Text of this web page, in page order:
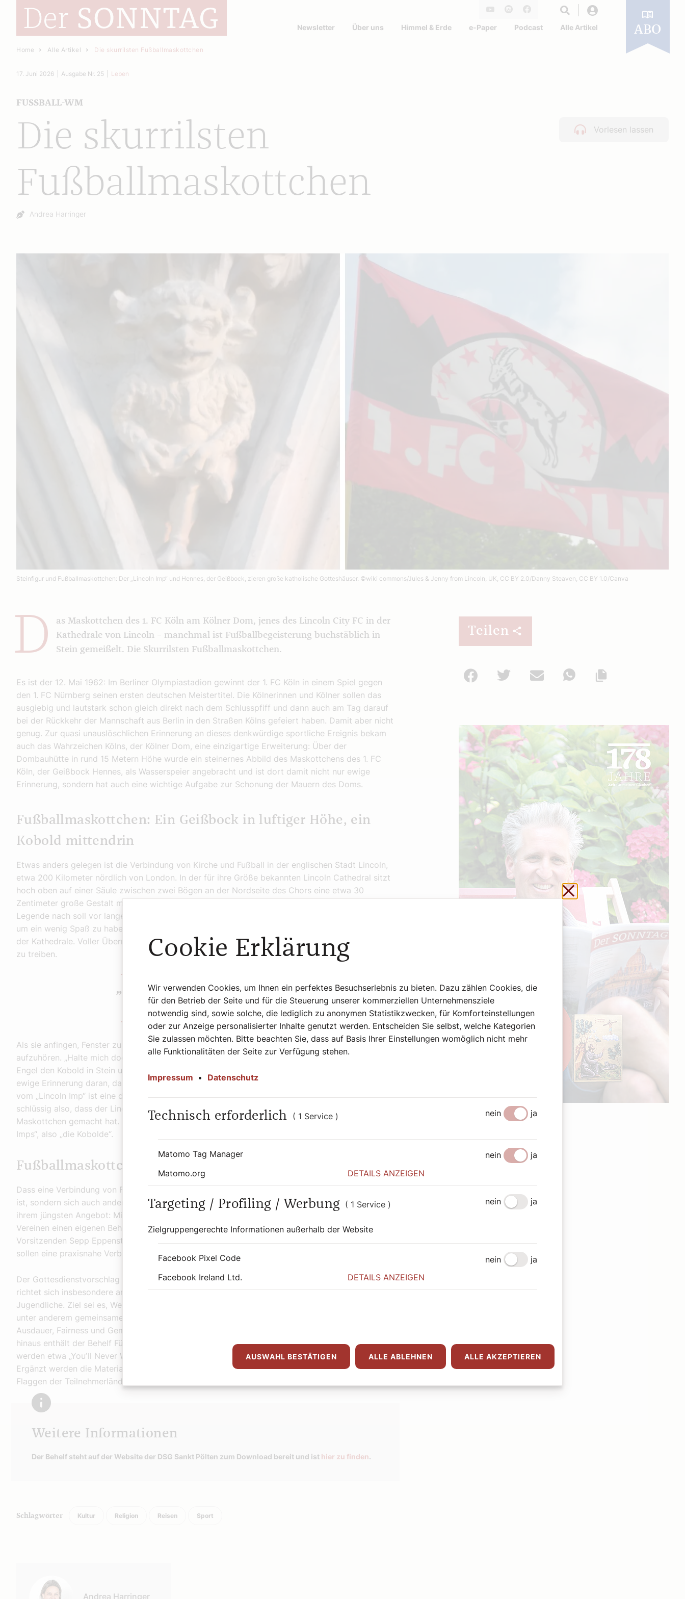
Facebook
Newsletter Über uns Himmel & Erde e-Paper Podcast Alle Artikel ABO
Home Alle Artikel Die skurrilsten Fußballmaskottchen
Vorlesen lassen
Die skurrilsten
Fußballmaskottchen
FUSSBALL-WM
17. Juni 2026 Ausgabe Nr. 25 Leben
Autor:
Andrea Harringer
Steinfigur und Fußballmaskottchen: Der „Lincoln Imp“ und Hennes, der Geißbock, zieren große katholische Gotteshäuser. ©wiki commons/Jules & Jenny from Lincoln, UK, CC BY 2.0/Danny Steaven, CC BY 1.0/Canva
D
as Maskottchen des 1. FC Köln am Kölner Dom, jenes des Lincoln City FC in der
Kathedrale von Lincoln – manchmal ist Fußballbegeisterung buchstäblich in
Stein gemeißelt. Die Skurrilsten Fußballmaskottchen.
Es ist der 12. Mai 1962: Im Berliner Olympiastadion gewinnt der 1. FC Köln in einem Spiel gegen
den 1. FC Nürnberg seinen ersten deutschen Meistertitel. Die Kölnerinnen und Kölner sollen das
ausgiebig und lautstark schon gleich direkt nach dem Schlusspfiff und dann auch am Tag darauf
bei der Rückkehr der Mannschaft aus Berlin in den Straßen Kölns gefeiert haben. Damit aber nicht
genug. Zur quasi unauslöschlichen Erinnerung an dieses denkwürdige sportliche Ereignis bekam
auch das Wahrzeichen Kölns, der Kölner Dom, eine einzigartige Erweiterung: Über der
Dombauhütte in rund 15 Metern Höhe wurde ein steinernes Abbild des Maskottchens des 1. FC
Köln, der Geißbock Hennes, als Wasserspeier angebracht und ist dort damit nicht nur ewige
Erinnerung, sondern hat auch eine wichtige Aufgabe zur Schonung der Mauern des Doms.
Fußballmaskottchen: Ein Geißbock in luftiger Höhe, ein
Kobold mittendrin
Etwas anders gelegen ist die Verbindung von Kirche und Fußball in der englischen Stadt Lincoln,
etwa 200 Kilometer nördlich von London. In der für ihre Größe bekannten Lincoln Cathedral sitzt
hoch oben auf einer Säule zwischen zwei Bögen an der Nordseite des Chors eine etwa 30
Zentimeter große Gestalt mit überkreuzten Beinen: der „Lincoln Imp“, der Kobold von Lincoln. Der
Legende nach soll vor langer Zeit der Teufel einige seiner Kobolde auf die Erde geschickt haben,
um ein wenig Spaß zu haben. Zwei von ihnen blies der Wind nach Lincoln, genau vor den Eingang
der Kathedrale. Voller Übermut flogen sie in die Kirche hinein und begannen, dort allerlei Unfug
zu treiben.
„Halte mich doch davon ab!“
Als sie anfingen, Fenster zu zerbrechen, kam ein Engel und gebot ihnen, mit dem Schabernack
aufzuhören. „Halte mich doch davon ab!“, rief einer der Kobolde frech. Daraufhin verwandelte der
Engel den Kobold in Stein und platzierte ihn an eben dieser Säule, wo er seither sitzen muss – als
ewige Erinnerung daran, dass das Gute immer über das Böse triumphieren wird. Die Geschichte
vom „Lincoln Imp“ ist eine der bekanntesten, die sich rund um die Stadt ranken. Durchwegs
schlüssig also, dass der Lincoln City FC, der Fußballklub der Stadt, den kleinen Kobold zu seinem
Maskottchen gemacht hat. Und nicht nur das: Die Mannschaft trägt auch den Spitznamen „The
Imps“, also „die Kobolde“.
Fußballmaskottchen und Fußball-Gottesdienste
Dass eine Verbindung von Fußball und Kirche mancherorts nicht nur dauerhaft in Stein gemeißelt
ist, sondern sich auch anders zeigen kann, beweist die Diözesan- sportgemeinschaft (DSGÖ) mit
ihrem jüngsten Angebot: Mit Blick auf die Fußball-Weltmeisterschaft bietet sie Pfarren und
Vereinen einen eigenen Behelf zur Gestaltung von Fußball-Gottesdiensten an. Die vom DSGÖ-
Vorsitzenden Sepp Eppensteiner und Olympia-Kaplan Johannes Lackner erarbeiteten Unterlagen
sollen eine praxisnahe Verbindung von Sport und Glauben ermöglichen.
Der Gottesdienstvorschlag trägt den Titel „Spiel des Lebens – mit Teamgeist und Fairplay“ und
richtet sich insbesondere an Fußballfans, Spielerinnen und Spieler, Vereine, Familien sowie
Jugendliche. Ziel sei es, Werte des Sports mit christlichen Inhalten zu verbinden. Vorgesehen sind
unter anderem gemeinsame „Aufwärmübungen“ wie Kniebeugen, Bibeltexte mit Bezügen zu
Ausdauer, Fairness und Gemeinschaft sowie Impulse zu Gottes Begleitung im Alltag. Darüber
hinaus enthält der Behelf Fürbitten mit Fußballbezug und Vorschläge für passende Lieder. Genannt
werden etwa „Youʼll Never Walk Alone“, „An Tagen wie diesen“ oder „Zeit, dass sich was dreht“.
Ergänzt werden die Materialien durch kreative Gestaltungsideen wie einen WM-Fanbereich mit
Flaggen der Teilnehmerländer und ein Quiz zu Fußball und Bibel.
Weitere Informationen
Der Behelf steht auf der Website der DSG Sankt Pölten zum Download bereit und ist hier zu finden.
Schlagwörter Kultur Religion Reisen Sport
Andrea Harringer
Teilen
Facebook
Twitter Mail
WhatsApp
Schließen ohne zu
Cookie Erklärung
Wir verwenden Cookies, um Ihnen ein perfektes Besuchserlebnis zu bieten. Dazu zählen Cookies, die
für den Betrieb der Seite und für die Steuerung unserer kommerziellen Unternehmensziele
notwendig sind, sowie solche, die lediglich zu anonymen Statistikzwecken, für Komforteinstellungen
oder zur Anzeige personalisierter Inhalte genutzt werden. Entscheiden Sie selbst, welche Kategorien
Sie zulassen möchten. Bitte beachten Sie, dass auf Basis Ihrer Einstellungen womöglich nicht mehr
alle Funktionalitäten der Seite zur Verfügung stehen.
Impressum • Datenschutz
Technisch erforderlich ( 1 Service ) nein ja
Matomo Tag Manager nein
ja
Matomo.org
DETAILS ANZEIGEN
Targeting / Profiling / Werbung ( 1 Service )
Zielgruppengerechte Informationen außerhalb der Website
nein ja
Facebook Pixel Code nein
ja
Facebook Ireland Ltd.
DETAILS ANZEIGEN
AUSWAHL BESTÄTIGEN ALLE ABLEHNEN ALLE AKZEPTIEREN